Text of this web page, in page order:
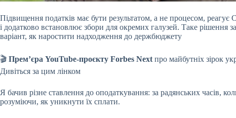
Підвищення податків має бути результатом, а не процесом,
і додатково встановлює збори для окремих галузей. Таке рішення
варіант, як наростити надходження до держбюджету
🎬 Премʼєра YouTube-проєкту Forbes Next про майбутніх зірок
Дивіться за цим лінком
Я бачив різне ставлення до оподаткування: за радянських часів,
розуміючи, як уникнути їх сплати.